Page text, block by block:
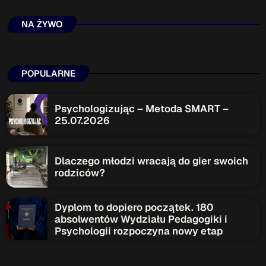
TOP CHART
NA ŻYWO
POPULARNE
Psychologizując – Metoda SMART –
25.07.2026
Dlaczego młodzi wracają do gier swoich
rodziców?
Dyplom to dopiero początek. 180
absolwentów Wydziału Pedagogiki i
Psychologii rozpoczyna nowy etap